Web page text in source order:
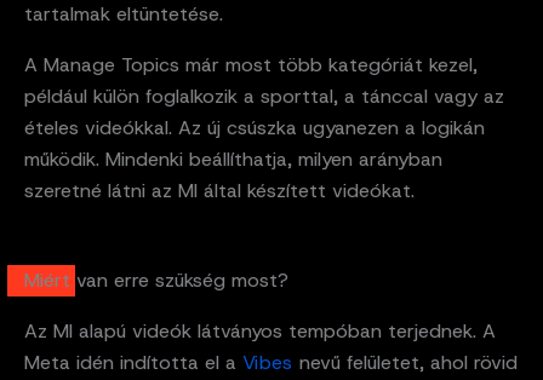
tartalmak eltüntetése.
A Manage Topics már most több kategóriát kezel,
például külön foglalkozik a sporttal, a tánccal vagy az
ételes videókkal. Az új csúszka ugyanezen a logikán
működik. Mindenki beállíthatja, milyen arányban
szeretné látni az MI által készített videókat.
Miért van erre szükség most?
Az MI alapú videók látványos tempóban terjednek. A
Meta idén indította el a Vibes nevű felületet, ahol rövid